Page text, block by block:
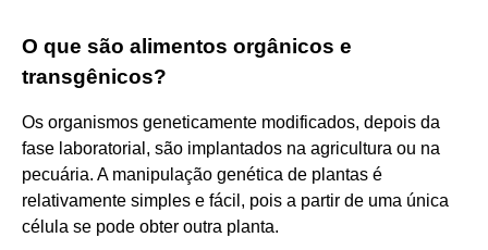
O que são alimentos orgânicos e
transgênicos?
Os organismos geneticamente modificados, depois da
fase laboratorial, são implantados na agricultura ou na
pecuária. A manipulação genética de plantas é
relativamente simples e fácil, pois a partir de uma única
célula se pode obter outra planta.